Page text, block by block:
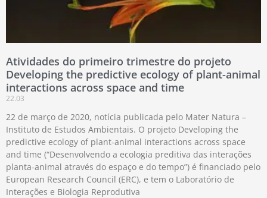
Atividades do primeiro trimestre do projeto
Developing the predictive ecology of plant-animal
interactions across space and time
22.03
22 de março de 2020, notícia publicada pelo Mater Natura –
Instituto de Estudos Ambientais. O projeto Developing the
predictive ecology of plant-animal interactions across space
and time (“Desenvolvendo a ecologia preditiva das interações
planta-animal através do espaço e do tempo”) é financiado pelo
European Research Council (ERC), e tem o Laboratório de
Interações e Biologia Reprodutiva